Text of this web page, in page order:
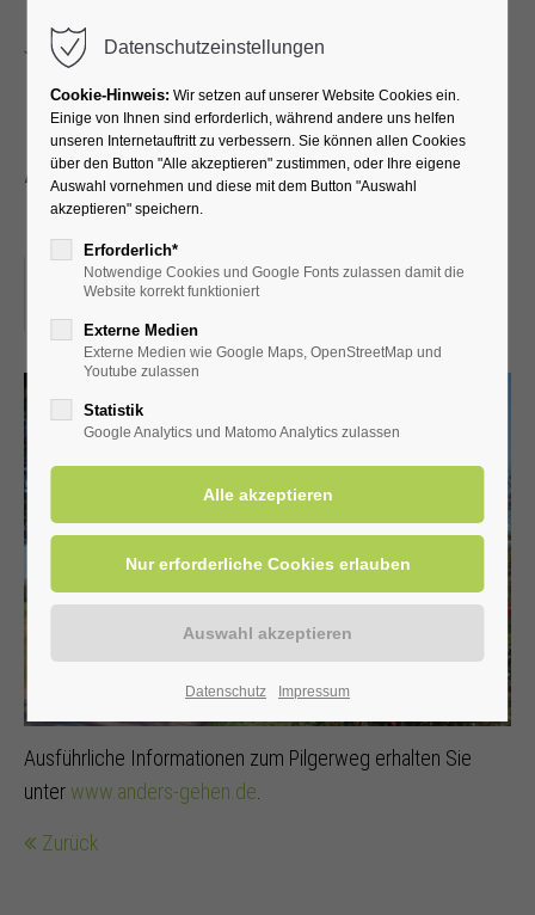
Anders Gehen -
Fahrradführung
09.06.2023, 10:00
Ausführliche Informationen zum Pilgerweg erhalten Sie
unter www.anders-gehen.de
Zurück
Datenschutzeinstellungen
Cookie-Hinweis: Wir setzen auf unserer Website Cookies ein.
Einige von Ihnen sind erforderlich, während andere uns helfen
unseren Internetauftritt zu verbessern. Sie können allen Cookies
über den Button "Alle akzeptieren" zustimmen, oder Ihre eigene
Auswahl vornehmen und diese mit dem Button "Auswahl
akzeptieren" speichern.
Erforderlich*
Notwendige Cookies und Google Fonts zulassen damit die
Website korrekt funktioniert
Externe Medien
Externe Medien wie Google Maps, OpenStreetMap und
Youtube zulassen
Statistik
Google Analytics und Matomo Analytics zulassen
Datenschutz Impressum